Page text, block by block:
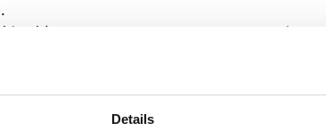
Details
un ponte tra passato e presente che
di suo nonno.